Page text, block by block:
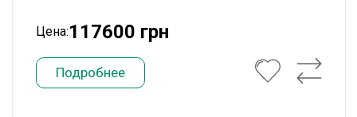
Цена:117600 грн
Подробнее